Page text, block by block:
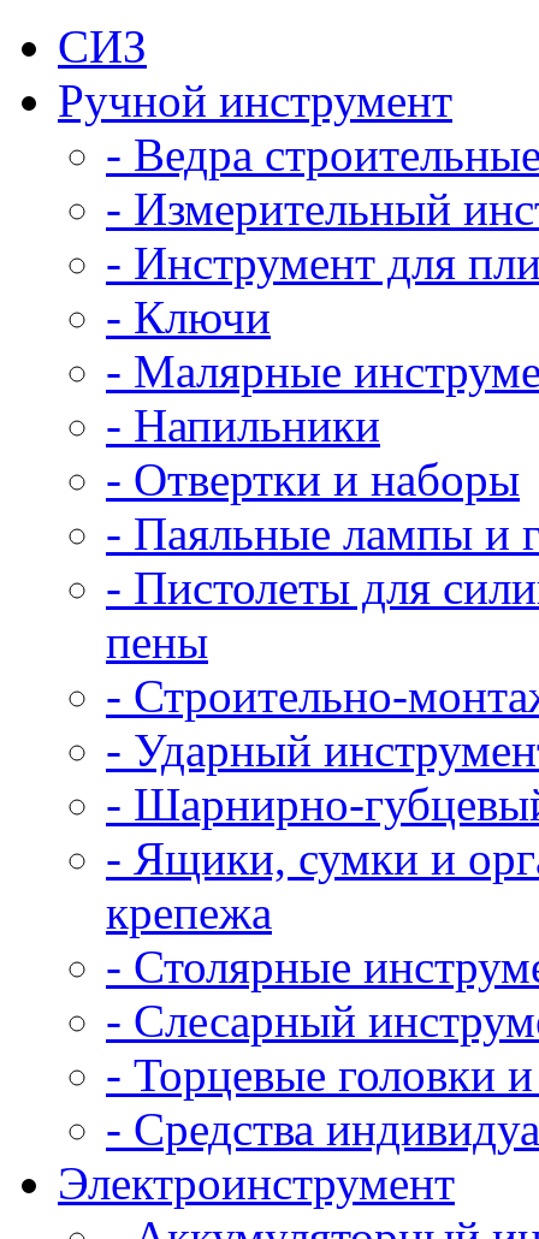
СИЗ
Ручной инструмент
- Ведра
- Измерительный
- Инструмент для
- Ключи
- Малярные
- Напильники
- Отвертки и наборы
- Паяльные лампы и
- Пистолеты для
пены
- Строительно-
- Ударный
- Шарнирно-
- Ящики, сумки и
крепежа
- Столярные
- Слесарный
- Торцевые головки
- Средства
Электроинструмент